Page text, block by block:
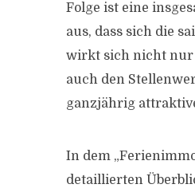
Folge ist eine
aus, dass sich die
wirkt sich nicht nur
auch den
ganzjährig
In dem
detaillierten